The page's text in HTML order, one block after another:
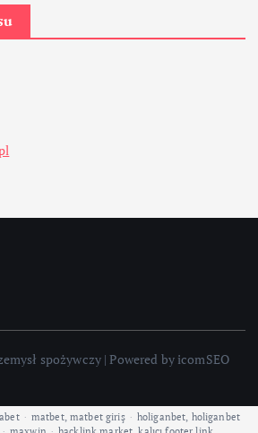
spożywczy | Powered by icomSEO
· matbet, matbet giriş · holiganbet, holiganbet